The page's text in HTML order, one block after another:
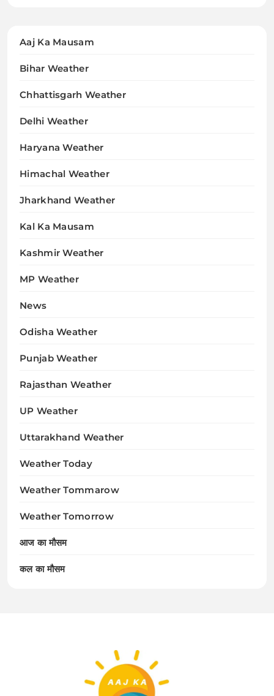
Aaj Ka Mausam
Bihar Weather
Chhattisgarh Weather
Delhi Weather
Haryana Weather
Himachal Weather
Jharkhand Weather
Kal Ka Mausam
Kashmir Weather
MP Weather
News
Odisha Weather
Punjab Weather
Rajasthan Weather
UP Weather
Uttarakhand Weather
Weather Today
Weather Tommarow
Weather Tomorrow
आज का मौसम
कल का मौसम